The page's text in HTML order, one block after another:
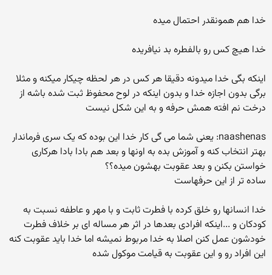
خدا هم همونقدر احتمال میده
خدا هیچ کس رو بالفطره بد نیافریده
اینکه بگی خدا میدونه دقیقا هر کس در هر لحظه چیکار میکنه و مثلا
برگی بدون اجازه خدا و بدون اینکه در لوح محفوظ ثبت شده باشه از
درخت نم افته همش حرفه و به این شکل نیست
naashenas: یعنی شما می گی کار خدا این بوده که یک سری فرماندار
بهتر انتخاب کنه و آموزش بده به اونها و بعد هم بادا بادا هرکاری
خواستن بکنن و بعد عقوبت بهشون میده؟؟
ساده تر از این حرفهاست
خدا انسانها رو خلق کرده با فطرت ثابت و با مهر و عاطفه نسبت به
کودکان و ...اینکه افرادی بعدها در اثر هر مساله ای بر خلاف فطرت
خودشون عمل کنن اصلا به خدا مربوط نمیشه اما خدا باید عقوبت کنه
این افراد رو و این عقوبت به قیامت موکول شده